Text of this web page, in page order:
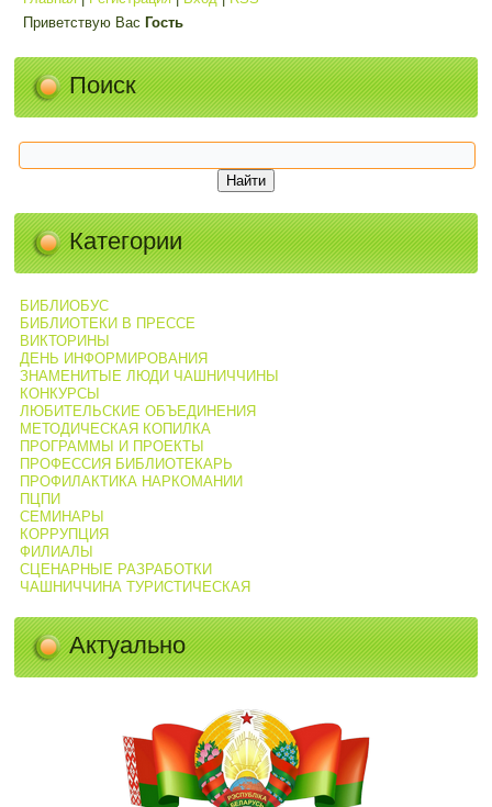
Приветствую Вас Гость
Поиск
Категории
БИБЛИОБУС
БИБЛИОТЕКИ В ПРЕССЕ
ВИКТОРИНЫ
ДЕНЬ ИНФОРМИРОВАНИЯ
ЗНАМЕНИТЫЕ ЛЮДИ ЧАШНИЧЧИНЫ
КОНКУРСЫ
ЛЮБИТЕЛЬСКИЕ ОБЪЕДИНЕНИЯ
МЕТОДИЧЕСКАЯ КОПИЛКА
ПРОГРАММЫ И ПРОЕКТЫ
ПРОФЕССИЯ БИБЛИОТЕКАРЬ
ПРОФИЛАКТИКА НАРКОМАНИИ
ПЦПИ
СЕМИНАРЫ
КОРРУПЦИЯ
ФИЛИАЛЫ
СЦЕНАРНЫЕ РАЗРАБОТКИ
ЧАШНИЧЧИНА ТУРИСТИЧЕСКАЯ
Актуально